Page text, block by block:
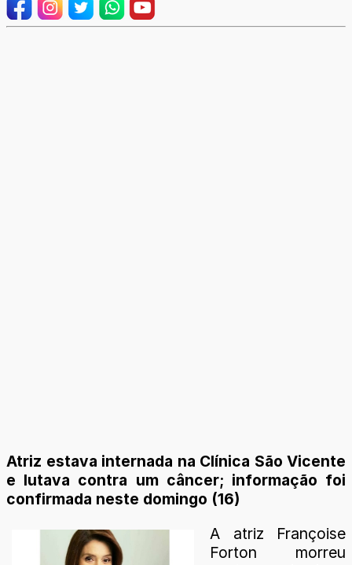
Atriz estava internada na Clínica São Vicente
e lutava contra um câncer; informação foi
confirmada neste domingo (16)
A atriz Françoise
Forton morreu